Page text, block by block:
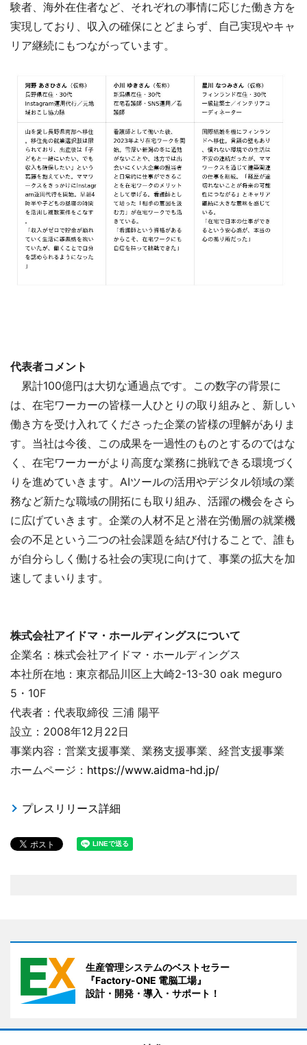
験者、海外在住者など、それぞれの事情に応じた働き方を
実現しており、収入の確保にとどまらず、自己実現やキャ
リア継続にもつながっています。
代表者コメント
累計100億円は大切な通過点です。この数字の背景に
は、在宅ワーカーの皆様一人ひとりの取り組みと、新しい
働き方を受け入れてくださった企業の皆様の理解がありま
す。当社は今後、この成果を一過性のものとするのではな
く、在宅ワーカーがより高度な業務に挑戦できる環境づく
りを進めていきます。AIツールの活用やデジタル領域の業
務など新たな職域の開拓にも取り組み、活躍の機会をさら
に広げていきます。企業の人材不足と潜在労働層の就業機
会の不足という二つの社会課題を結び付けることで、誰も
が自分らしく働ける社会の実現に向けて、事業の拡大を加
速してまいります。
株式会社アイドマ・ホールディングスについて
企業名：株式会社アイドマ・ホールディングス
本社所在地：東京都品川区上大崎2-13-30 oak meguro
5・10F
代表者：代表取締役 三浦 陽平
設立：2008年12月22日
事業内容：営業支援事業、業務支援事業、経営支援事業
ホームページ： https://www.aidma-hd.jp/
プレスリリース詳細
生産管理システムのベストセラー
『Factory-ONE 電脳工場』
設計・開発・導入・サポート！